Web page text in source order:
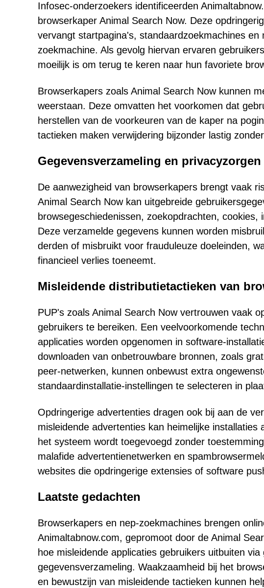
Infosec-onderzoekers identificeerden
browserkaper Animal Search Now. Deze
vervangt startpagina's, standaardzoekmachines
zoekmachine. Als gevolg hiervan ervaren
moeilijk is om terug te keren naar hun favoriete
Browserkapers zoals Animal Search Now kunnen
weerstaan. Deze omvatten het voorkomen dat
herstellen van de voorkeuren van de kaper na
tactieken maken verwijdering bijzonder lastig
Gegevensverzameling en privacyzorgen
De aanwezigheid van browserkapers brengt vaak
Animal Search Now kan uitgebreide
browsegeschiedenissen, zoekopdrachten,
Deze verzamelde gegevens kunnen worden
derden of misbruikt voor frauduleuze doeleinden,
financieel verlies toeneemt.
Misleidende distributietactieken van
PUP's zoals Animal Search Now vertrouwen vaak
gebruikers te bereiken. Een veelvoorkomende
applicaties worden opgenomen in software-
downloaden van onbetrouwbare bronnen, zoals
peer-netwerken, kunnen onbewust extra
standaardinstallatie-instellingen te selecteren in
Opdringerige advertenties dragen ook bij aan de
misleidende advertenties kan heimelijke
het systeem wordt toegevoegd zonder
malafide advertentienetwerken en
websites die opdringerige extensies of software
Laatste gedachten
Browserkapers en nep-zoekmachines brengen
Animaltabnow.com, gepromoot door de Animal
hoe misleidende applicaties gebruikers uitbuiten
gegevensverzameling. Waakzaamheid bij het
en bewustzijn van misleidende tactieken kunnen